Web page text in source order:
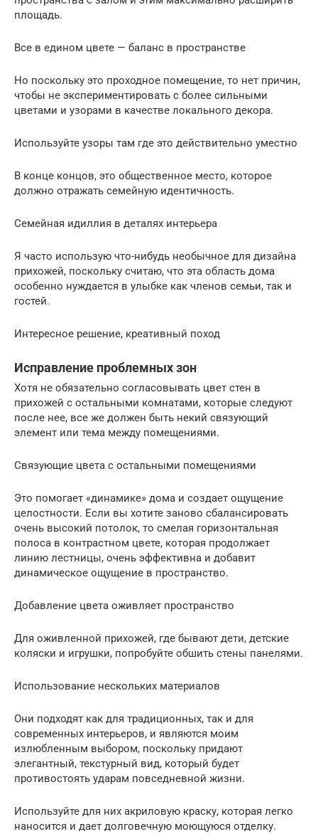
площадь.
Все в едином цвете — баланс в пространстве
Но поскольку это проходное помещение, то нет причин,
чтобы не экспериментировать с более сильными
цветами и узорами в качестве локального декора.
Используйте узоры там где это действительно уместно
В конце концов, это общественное место, которое
должно отражать семейную идентичность.
Семейная идиллия в деталях интерьера
Я часто использую что-нибудь необычное для дизайна
прихожей, поскольку считаю, что эта область дома
особенно нуждается в улыбке как членов семьи, так и
гостей.
Интересное решение, креативный поход
Исправление проблемных зон
Хотя не обязательно согласовывать цвет стен в
прихожей с остальными комнатами, которые следуют
после нее, все же должен быть некий связующий
элемент или тема между помещениями.
Связующие цвета с остальными помещениями
Это помогает «динамике» дома и создает ощущение
целостности. Если вы хотите заново сбалансировать
очень высокий потолок, то смелая горизонтальная
полоса в контрастном цвете, которая продолжает
линию лестницы, очень эффективна и добавит
динамическое ощущение в пространство.
Добавление цвета оживляет пространство
Для оживленной прихожей, где бывают дети, детские
коляски и игрушки, попробуйте обшить стены панелями.
Использование нескольких материалов
Они подходят как для традиционных, так и для
современных интерьеров, и являются моим
излюбленным выбором, поскольку придают
элегантный, текстурный вид, который будет
противостоять ударам повседневной жизни.
Используйте для них акриловую краску, которая легко
наносится и дает долговечную моющуюся отделку.